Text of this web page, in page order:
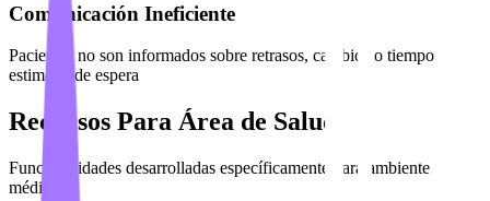
Comunicación Ineficiente
Pacientes no son informados sobre retrasos, cambios o tiempo
estimado de espera
Recursos Para Área de Salud
Funcionalidades desarrolladas específicamente para ambiente
médico